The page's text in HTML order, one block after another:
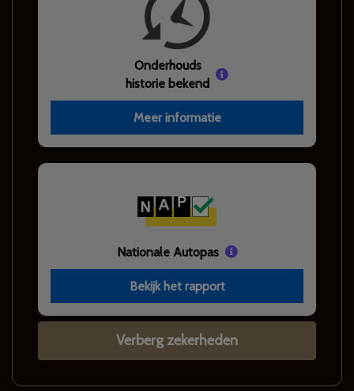
Onderhouds
historie bekend
Meer informatie
Nationale Autopas
Bekijk het rapport
Verberg zekerheden